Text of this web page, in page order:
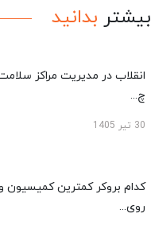
بیشتر بدانید
انقلاب در مدیریت مراکز سلامت
چ...
30 تیر 1405
کدام بروکر کمترین کمیسیون و
روی...